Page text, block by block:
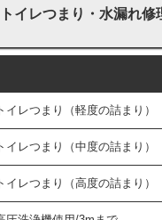
トイレつまり・水漏れ
イレつまり（軽度の詰まり）
イレつまり（中度の詰まり）
イレつまり（高度の詰まり）